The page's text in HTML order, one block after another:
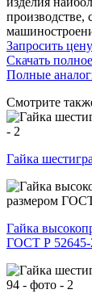
производстве,
Запросить цену
Скачать
Полные
Смотрите
Гайка
Гайка
ГОСТ Р 52645-